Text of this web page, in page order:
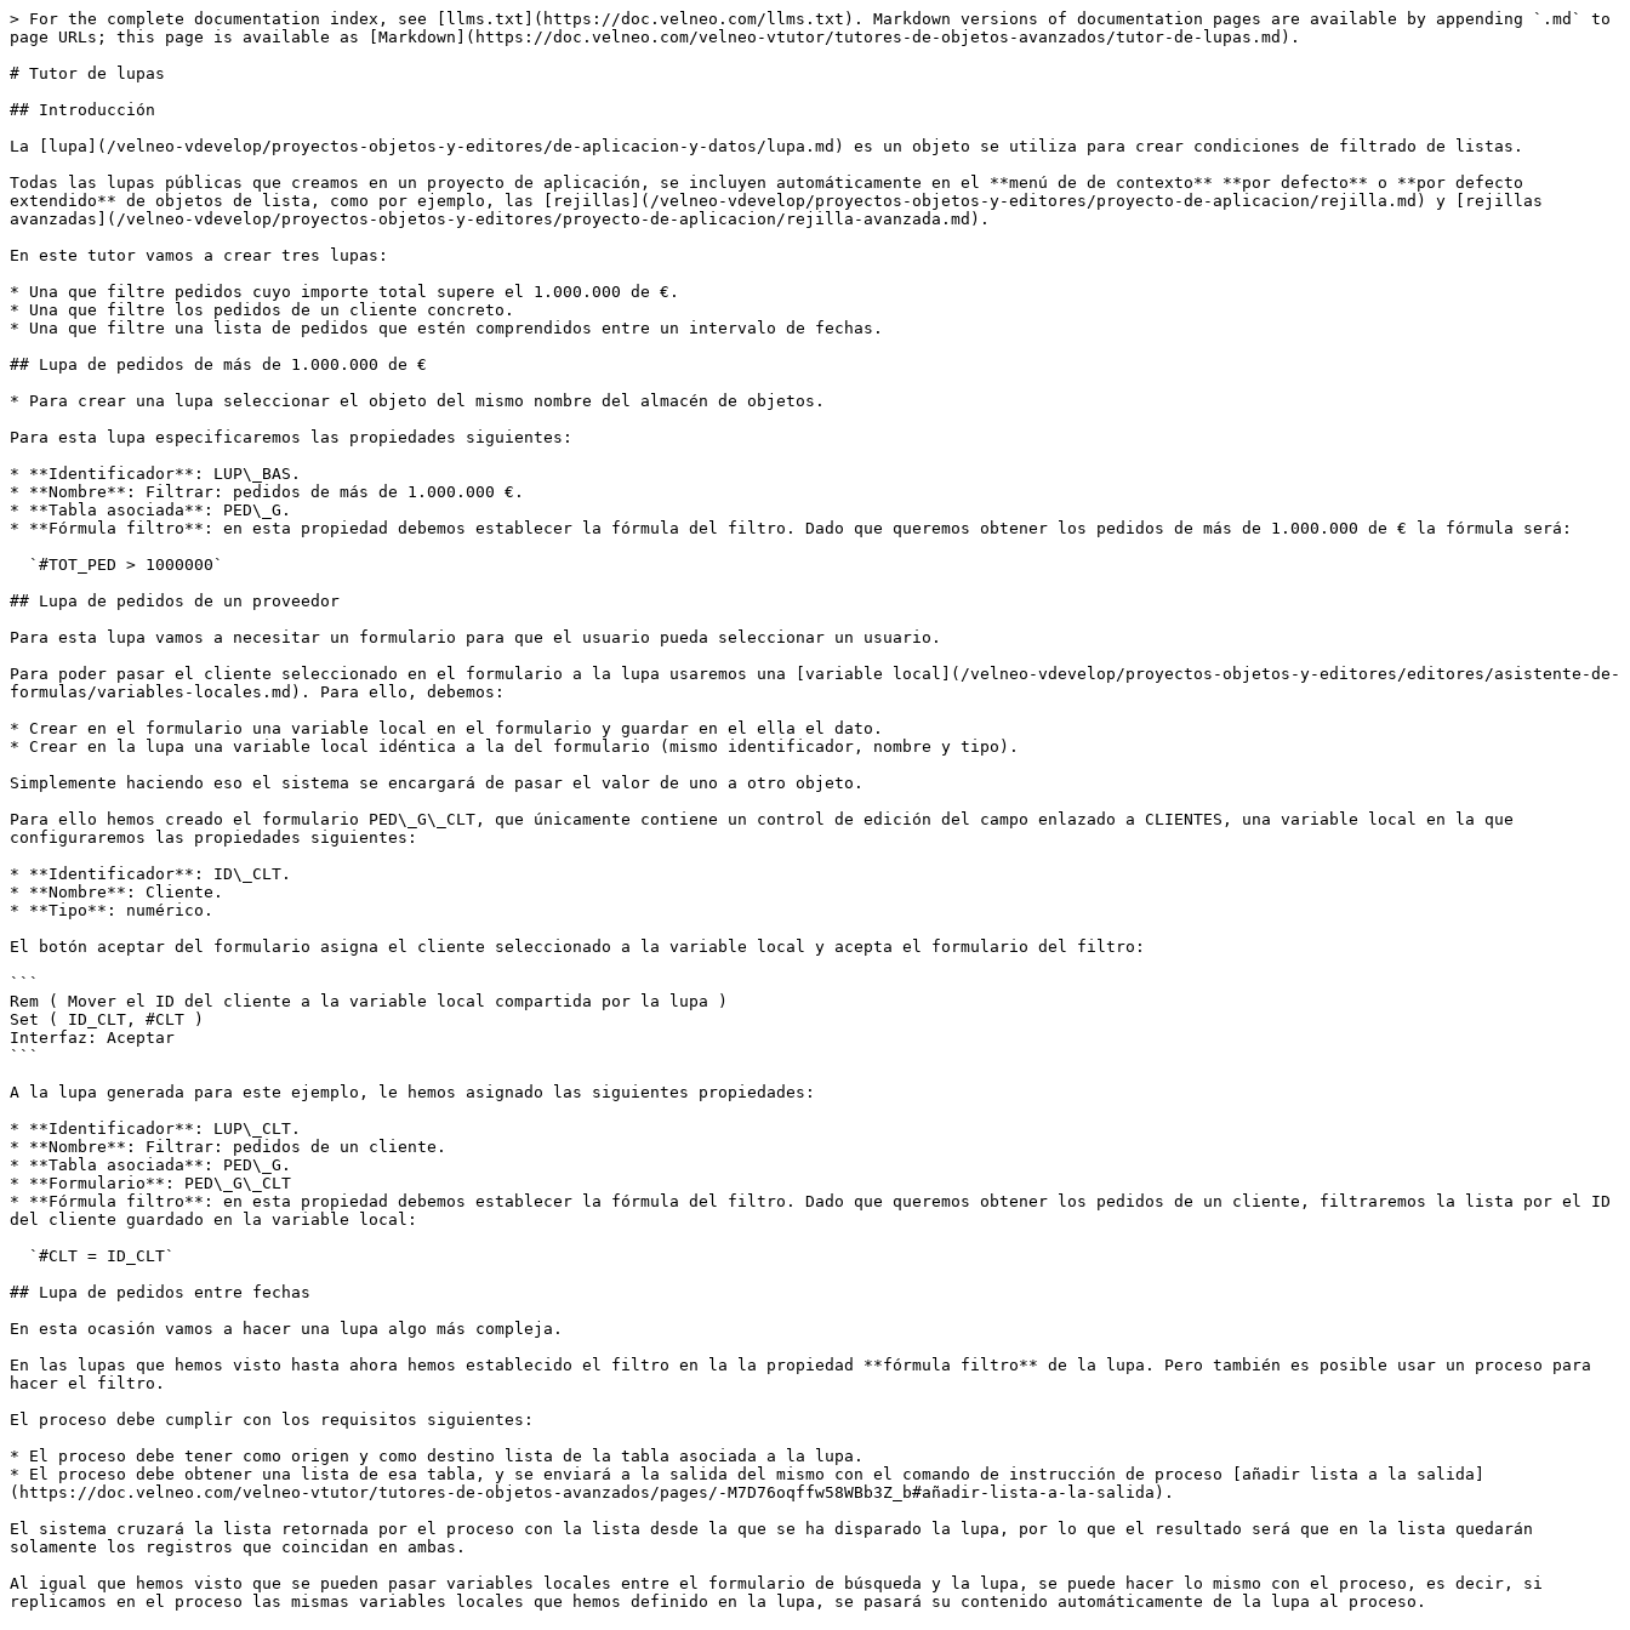
> For the complete documentation index, see [llms.txt](https://doc.velneo.com/llms.txt). Markdown versions of documentation pages are available by appending `.md` to
page URLs; this page is available as [Markdown](https://doc.velneo.com/velneo-vtutor/tutores-de-objetos-avanzados/tutor-de-lupas.md).
# Tutor de lupas
## Introducción
La [lupa](/velneo-vdevelop/proyectos-objetos-y-editores/de-aplicacion-y-datos/lupa.md) es un objeto se utiliza para crear condiciones de filtrado de listas.
Todas las lupas públicas que creamos en un proyecto de aplicación, se incluyen automáticamente en el **menú de de contexto** **por defecto** o **por defecto
extendido** de objetos de lista, como por ejemplo, las [rejillas](/velneo-vdevelop/proyectos-objetos-y-editores/proyecto-de-aplicacion/rejilla.md) y [rejillas
avanzadas](/velneo-vdevelop/proyectos-objetos-y-editores/proyecto-de-aplicacion/rejilla-avanzada.md).
En este tutor vamos a crear tres lupas:
* Una que filtre pedidos cuyo importe total supere el 1.000.000 de €.
* Una que filtre los pedidos de un cliente concreto.
* Una que filtre una lista de pedidos que estén comprendidos entre un intervalo de fechas.
## Lupa de pedidos de más de 1.000.000 de €
* Para crear una lupa seleccionar el objeto del mismo nombre del almacén de objetos.
Para esta lupa especificaremos las propiedades siguientes:
* **Identificador**: LUP\_BAS.
* **Nombre**: Filtrar: pedidos de más de 1.000.000 €.
* **Tabla asociada**: PED\_G.
* **Fórmula filtro**: en esta propiedad debemos establecer la fórmula del filtro. Dado que queremos obtener los pedidos de más de 1.000.000 de € la fórmula será:
## Lupa de pedidos de un proveedor
Para esta lupa vamos a necesitar un formulario para que el usuario pueda seleccionar un usuario.
Para poder pasar el cliente seleccionado en el formulario a la lupa usaremos una [variable local](/velneo-vdevelop/proyectos-objetos-y-editores/editores/asistente-de-
formulas/variables-locales.md). Para ello, debemos:
* Crear en el formulario una variable local en el formulario y guardar en el ella el dato.
* Crear en la lupa una variable local idéntica a la del formulario (mismo identificador, nombre y tipo).
Simplemente haciendo eso el sistema se encargará de pasar el valor de uno a otro objeto.
Para ello hemos creado el formulario PED\_G\_CLT, que únicamente contiene un control de edición del campo enlazado a CLIENTES, una variable local en la que
configuraremos las propiedades siguientes:
* **Identificador**: ID\_CLT.
* **Nombre**: Cliente.
* **Tipo**: numérico.
El botón aceptar del formulario asigna el cliente seleccionado a la variable local y acepta el formulario del filtro:
```
Rem ( Mover el ID del cliente a la variable local compartida por la lupa )
Set ( ID_CLT, #CLT )
Interfaz: Aceptar
```
A la lupa generada para este ejemplo, le hemos asignado las siguientes propiedades:
* **Identificador**: LUP\_CLT.
* **Nombre**: Filtrar: pedidos de un cliente.
* **Tabla asociada**: PED\_G.
* **Formulario**: PED\_G\_CLT
* **Fórmula filtro**: en esta propiedad debemos establecer la fórmula del filtro. Dado que queremos obtener los pedidos de un cliente, filtraremos la lista por el ID
del cliente guardado en la variable local:
## Lupa de pedidos entre fechas
En esta ocasión vamos a hacer una lupa algo más compleja.
En las lupas que hemos visto hasta ahora hemos establecido el filtro en la la propiedad **fórmula filtro** de la lupa. Pero también es posible usar un proceso para
hacer el filtro.
El proceso debe cumplir con los requisitos siguientes:
* El proceso debe tener como origen y como destino lista de la tabla asociada a la lupa.
* El proceso debe obtener una lista de esa tabla, y se enviará a la salida del mismo con el comando de instrucción de proceso [añadir lista a la salida]
(https://doc.velneo.com/velneo-vtutor/tutores-de-objetos-avanzados/pages/-M7D76oqffw58WBb3Z_b#añadir-lista-a-la-salida).
El sistema cruzará la lista retornada por el proceso con la lista desde la que se ha disparado la lupa, por lo que el resultado será que en la lista quedarán
solamente los registros que coincidan en ambas.
Al igual que hemos visto que se pueden pasar variables locales entre el formulario de búsqueda y la lupa, se puede hacer lo mismo con el proceso, es decir, si
replicamos en el proceso las mismas variables locales que hemos definido en la lupa, se pasará su contenido automáticamente de la lupa al proceso.